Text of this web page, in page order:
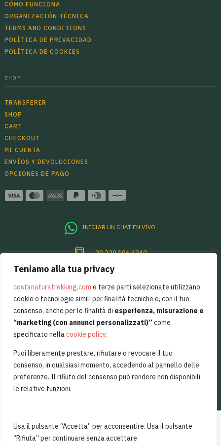
Teniamo alla tua privacy
costanaturatrekking.com e terze parti selezionate utilizzano
cookie o tecnologie simili per finalità tecniche e, con il tuo
consenso, anche per le finalità di esperienza, misurazione e
“marketing (con annunci personalizzati)” come
specificato nella cookie policy.
Puoi liberamente prestare, rifiutare o revocare il tuo
consenso, in qualsiasi momento, accedendo al pannello delle
preferenze. Il rifiuto del consenso può rendere non disponibili
le relative funzioni.
Usa il pulsante “Accetta” per acconsentire. Usa il pulsante
“Rifiuta” per continuare senza accettare.
CÓMO FUNCIONA
ORGANIZACIÓN TÉCNICA
TERMS AND CONDITIONS
POLÍTICA DE PRIVACIDAD
POLÍTICA DE COOKIES
SHOP
TRANSFERIR
SHOP
CART
CHECKOUT
MI CUENTA
ENVÍOS Y DEVOLUCIONES
OPCIONES DE PAGO
INICIAR UN CHAT EN VIVO
+39 339 186 4840
Amalfitana, basta restare in contatto.
Iscriviti
Vorrei ricevere offerte esclusive da Costa Natura Trekking
Ho letto e approvo l'informativa sul
Copyright © 2024 – 2026 Costa Natura